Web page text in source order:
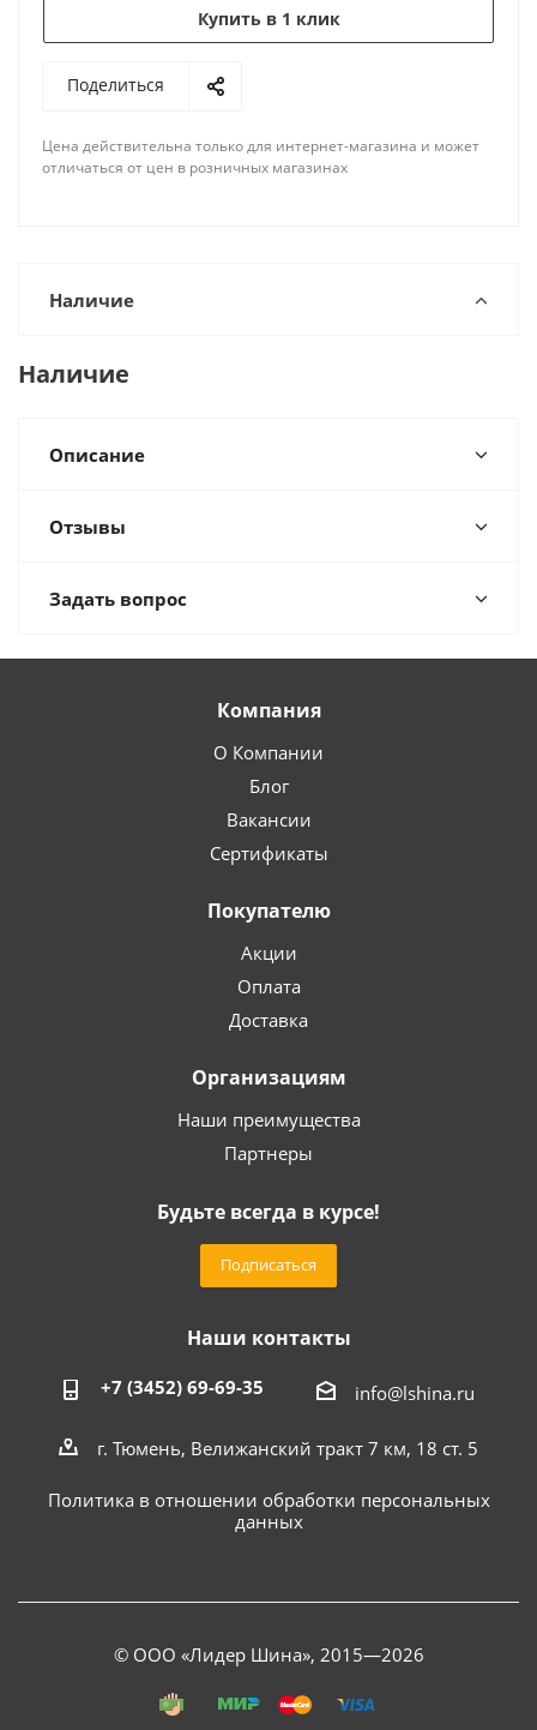
Купить в 1 клик
Поделиться
Цена действительна только для интернет-магазина и может
отличаться от цен в розничных магазинах
Наличие
Наличие
Описание
Отзывы
Задать вопрос
Компания
О Компании
Блог
Вакансии
Сертификаты
Покупателю
Акции
Оплата
Доставка
Организациям
Наши преимущества
Партнеры
Будьте всегда в курсе!
Подписаться
Наши контакты
+7 (3452) 69-69-35 info@lshina.ru
г. Тюмень, Велижанский тракт 7 км, 18 ст. 5
Политика в отношении обработки персональных
данных
© ООО «Лидер Шина», 2015—2026